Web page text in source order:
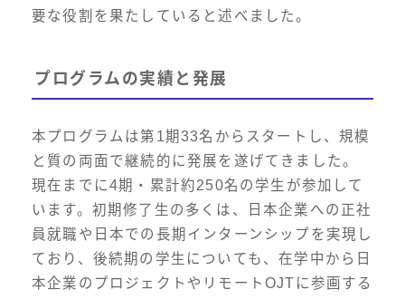
要な役割を果たしていると述べました。
プログラムの実績と発展
本プログラムは第1期33名からスタートし、規模
と質の両面で継続的に発展を遂げてきました。
現在までに4期・累計約250名の学生が参加して
います。初期修了生の多くは、日本企業への正社
員就職や日本での長期インターンシップを実現し
ており、後続期の学生についても、在学中から日
本企業のプロジェクトやリモートOJTに参画する